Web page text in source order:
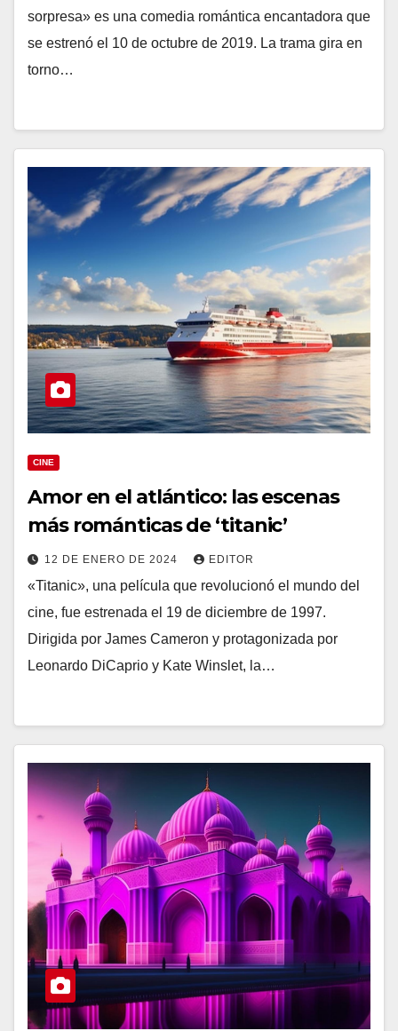
sorpresa» es una comedia romántica encantadora que
se estrenó el 10 de octubre de 2019. La trama gira en
torno…
CINE
Amor en el atlántico: las escenas
más románticas de ‘titanic’
12 DE ENERO DE 2024 EDITOR
«Titanic», una película que revolucionó el mundo del
cine, fue estrenada el 19 de diciembre de 1997.
Dirigida por James Cameron y protagonizada por
Leonardo DiCaprio y Kate Winslet, la…